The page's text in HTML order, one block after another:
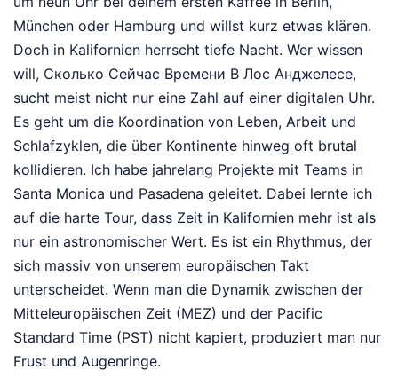
München oder Hamburg und willst kurz etwas klären.
Doch in Kalifornien herrscht tiefe Nacht. Wer wissen
will, Сколько Сейчас Времени В Лос Анджелесе,
sucht meist nicht nur eine Zahl auf einer digitalen Uhr.
Es geht um die Koordination von Leben, Arbeit und
Schlafzyklen, die über Kontinente hinweg oft brutal
kollidieren. Ich habe jahrelang Projekte mit Teams in
Santa Monica und Pasadena geleitet. Dabei lernte ich
auf die harte Tour, dass Zeit in Kalifornien mehr ist als
nur ein astronomischer Wert. Es ist ein Rhythmus, der
sich massiv von unserem europäischen Takt
unterscheidet. Wenn man die Dynamik zwischen der
Mitteleuropäischen Zeit (MEZ) und der Pacific
Standard Time (PST) nicht kapiert, produziert man nur
Frust und Augenringe.